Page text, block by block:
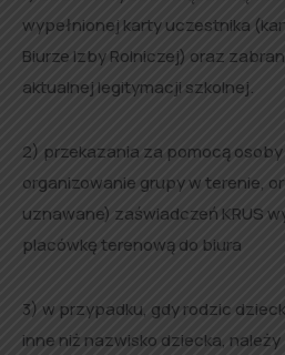
wypełnionej karty uczestnika
Biurze Izby Rolniczej) oraz
aktualnej legitymacji szkolnej.
2) przekazania za pomocą
organizowanie grupy w terenie,
uznawane) zaświadczeń KRUS
placówkę terenową do biura
3) w przypadku, gdy rodzic
inne niż nazwisko dziecka,